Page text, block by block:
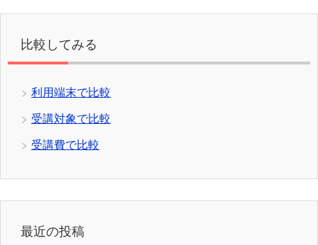
比較してみる
利用端末で比較
受講対象で比較
受講費で比較
最近の投稿